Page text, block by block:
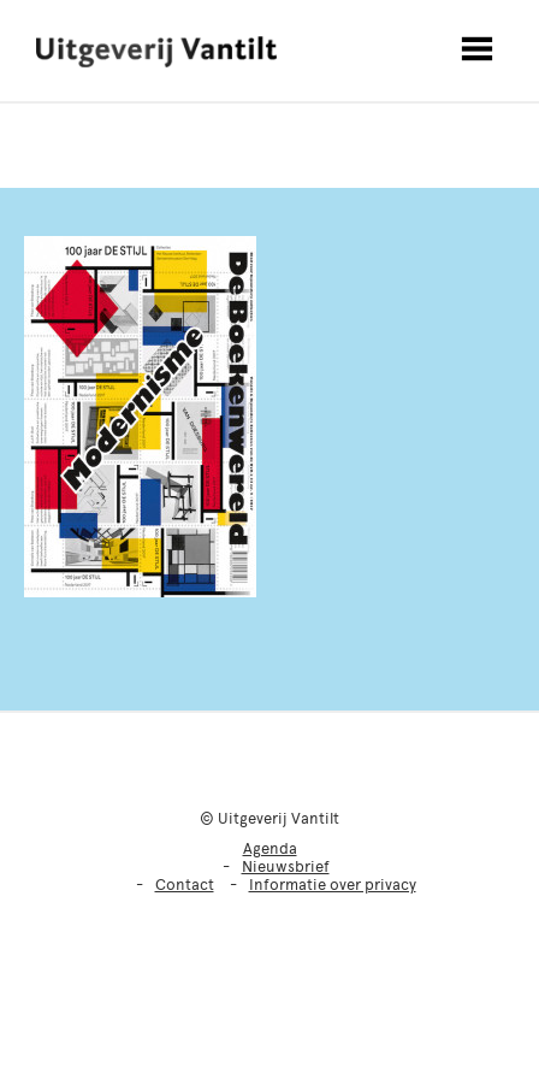
© Uitgeverij Vantilt
Agenda
Nieuwsbrief
Contact
Informatie over privacy